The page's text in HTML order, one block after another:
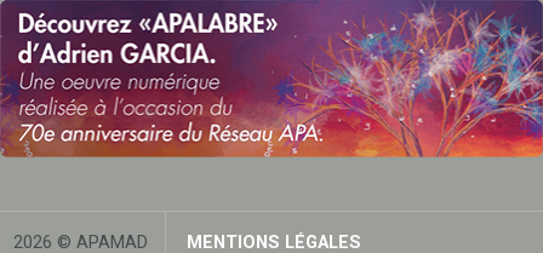
2026 © APAMAD MENTIONS LÉGALES